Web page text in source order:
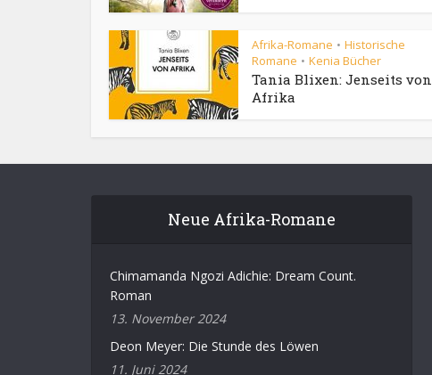
Afrika-Romane • Historische
Romane • Kenia Bücher
Tania Blixen: Jenseits von
Afrika
Neue Afrika-Romane
Chimamanda Ngozi Adichie: Dream Count.
Roman
13. November 2024
Deon Meyer: Die Stunde des Löwen
11. Juni 2024